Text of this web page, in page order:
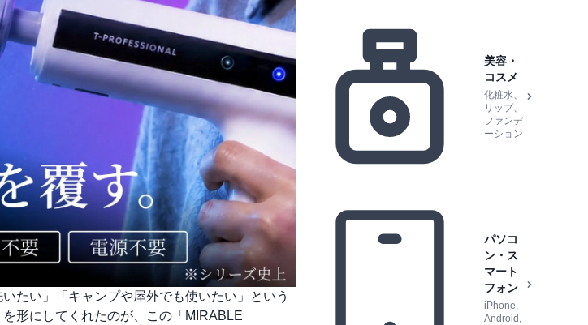
たい」「キャンプや屋外でも使いたい」という
形にしてくれたのが、この「MIRABLE
美容・
コスメ
化粧水、
リップ、
ファンデ
ーション
パソコ
ン・ス
マート
フォン
iPhone,
Android,